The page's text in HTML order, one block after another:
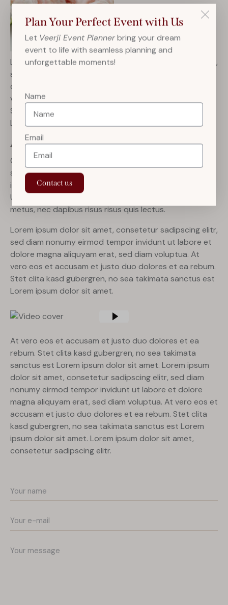
Lorem ipsum dolor sit amet, consetetur sadipscing elitr,
sed diam nonumy eirmod tempor invidunt ut labore et
dolore magna aliquyam erat, sed diam voluptua. At
vero eos et accusam et justo duo dolores et ea rebum.
Stet clita kasd gubergren, no sea takimata sanctus est
Lorem ipsum dolor sit amet.
Aliquam quis lobortis quam
Curabitur pellentesque odio magna, id malesuada arcu
sodales ut. Sed sed quam ut ex bibendum commodo id
id magna. Aliquam sed ligula sed ante blandit volutpat.
Ut bibendum, nisi et mattis vulputate, odio arcu aliquet
metus, nec dapibus risus risus quis lectus.
Lorem ipsum dolor sit amet, consetetur sadipscing elitr,
sed diam nonumy eirmod tempor invidunt ut labore et
dolore magna aliquyam erat, sed diam voluptua. At
vero eos et accusam et justo duo dolores et ea rebum.
Stet clita kasd gubergren, no sea takimata sanctus est
Lorem ipsum dolor sit amet.
At vero eos et accusam et justo duo dolores et ea
rebum. Stet clita kasd gubergren, no sea takimata
sanctus est Lorem ipsum dolor sit amet. Lorem ipsum
dolor sit amet, consetetur sadipscing elitr, sed diam
nonumy eirmod tempor invidunt ut labore et dolore
magna aliquyam erat, sed diam voluptua. At vero eos et
accusam et justo duo dolores et ea rebum. Stet clita
kasd gubergren, no sea takimata sanctus est Lorem
ipsum dolor sit amet. Lorem ipsum dolor sit amet,
consetetur sadipscing elitr.
Plan Your Perfect Event with Us
Let Veerji Event Plannerbring your dream
event to life with seamless planning and
unforgettable moments!
Name
Email
Contact us